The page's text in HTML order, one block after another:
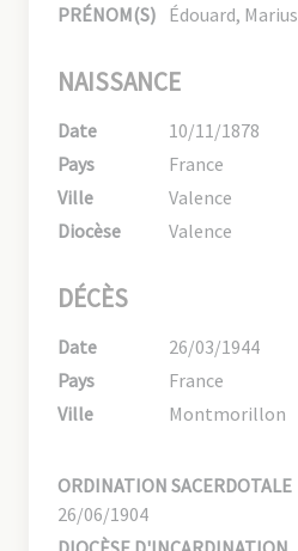
PRÉNOM(S) Édouard, Marius
NAISSANCE
Date
10/11/1878
Pays
France
Ville
Valence
Diocèse
Valence
DÉCÈS
Date
26/03/1944
Pays
France
Ville
Montmorillon
ORDINATION SACERDOTALE
26/06/1904